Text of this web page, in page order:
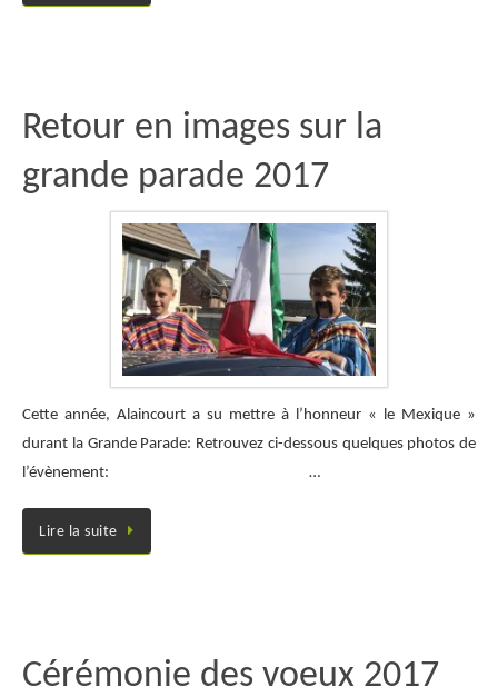
Retour en images sur la
grande parade 2017
Cette année, Alaincourt a su mettre à l’honneur « le Mexique »
durant la Grande Parade: Retrouvez ci-dessous quelques photos de
l’évènement: …
Lire la suite
Cérémonie des voeux 2017